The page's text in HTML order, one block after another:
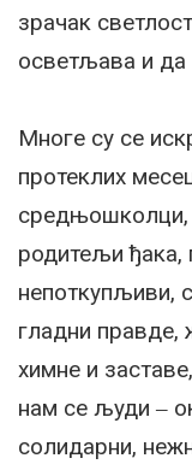
зрачак
осветљава и
Многе су се
протеклих
средњошколци,
родитељи ђака,
непоткупљиви,
гладни правде,
химне и
нам се људи ‒
солидарни,